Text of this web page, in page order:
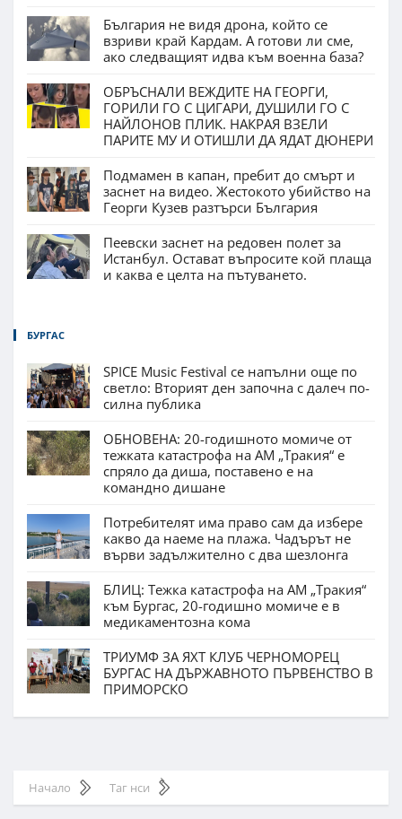
България не видя дрона, който се
взриви край Кардам. А готови ли сме,
ако следващият идва към военна база?
ОБРЪСНАЛИ ВЕЖДИТЕ НА ГЕОРГИ,
ГОРИЛИ ГО С ЦИГАРИ, ДУШИЛИ ГО С
НАЙЛОНОВ ПЛИК. НАКРАЯ ВЗЕЛИ
ПАРИТЕ МУ И ОТИШЛИ ДА ЯДАТ ДЮНЕРИ
Подмамен в капан, пребит до смърт и
заснет на видео. Жестокото убийство на
Георги Кузев разтърси България
Пеевски заснет на редовен полет за
Истанбул. Остават въпросите кой плаща
и каква е целта на пътуването.
БУРГАС
SPICE Music Festival се напълни още по
светло: Вторият ден започна с далеч по-
силна публика
ОБНОВЕНА: 20-годишното момиче от
тежката катастрофа на АМ „Тракия“ е
спряло да диша, поставено е на
командно дишане
Потребителят има право сам да избере
какво да наеме на плажа. Чадърът не
върви задължително с два шезлонга
БЛИЦ: Тежка катастрофа на АМ „Тракия“
към Бургас, 20-годишно момиче е в
медикаментозна кома
ТРИУМФ ЗА ЯХТ КЛУБ ЧЕРНОМОРЕЦ
БУРГАС НА ДЪРЖАВНОТО ПЪРВЕНСТВО В
ПРИМОРСКО
Начало Таг нси